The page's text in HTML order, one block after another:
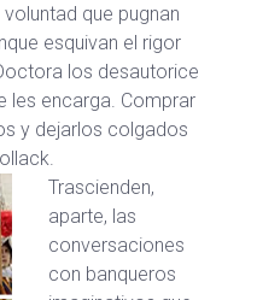
que pugnan
esquivan el rigor
los desautorice
les encarga. Comprar
y dejarlos colgados
Trascienden,
aparte, las
conversaciones
con banqueros